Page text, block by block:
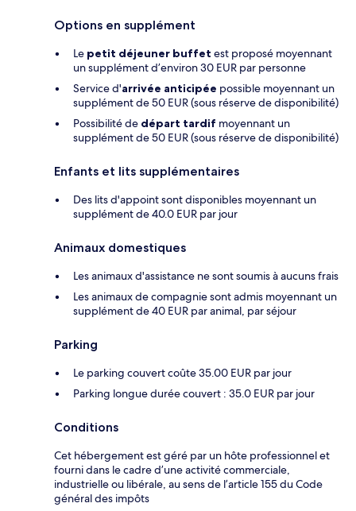
Options en supplément
Le petit déjeuner buffet est proposé moyennant
un supplément d’environ 30 EUR par personne
Service d'arrivée anticipée possible moyennant un
supplément de 50 EUR (sous réserve de disponibilité)
Possibilité de départ tardif moyennant un
supplément de 50 EUR (sous réserve de disponibilité)
Enfants et lits supplémentaires
Des lits d'appoint sont disponibles moyennant un
supplément de 40.0 EUR par jour
Animaux domestiques
Les animaux d'assistance ne sont soumis à aucuns frais
Les animaux de compagnie sont admis moyennant un
supplément de 40 EUR par animal, par séjour
Parking
Le parking couvert coûte 35.00 EUR par jour
Parking longue durée couvert : 35.0 EUR par jour
Conditions
Cet hébergement est géré par un hôte professionnel et
fourni dans le cadre d’une activité commerciale,
industrielle ou libérale, au sens de l’article 155 du Code
général des impôts